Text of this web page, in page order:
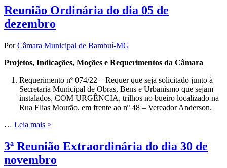
Reunião Ordinária do dia 05 de
dezembro
PorCâmara Municipal de Bambuí-MG
Projetos, Indicações, Moções e Requerimentos da Câmara
Requerimento nº 074/22 – Requer que seja solicitado junto à
Secretaria Municipal de Obras, Bens e Urbanismo que sejam
instalados, COM URGÊNCIA, trilhos no bueiro localizado na
Rua Elias Mourão, em frente ao nº 48 – Vereador Anderson.
… Leia mais >
3ª Reunião Extraordinária do dia 30 de
novembro